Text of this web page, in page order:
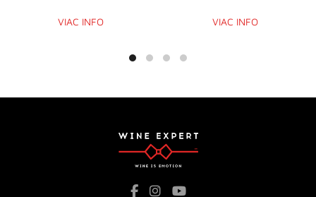
VIAC INFO VIAC INFO